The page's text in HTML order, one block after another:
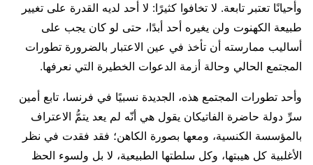
وأحيانًا تعتبر تابعة. لا تخافوا كثيرًا: لا أحد لديه القدرة على تغيير
طبيعة الكهنوت ولن يغيره أحد أبدًا، حتى لو كان يجب على
أساليب ممارسته أن تأخذ في عين الاعتبار بالضرورة تطورات
المجتمع الحالي وحالة أزمة الدعوات الخطيرة التي نعرفها.
وأحد تطورات المجتمع هذه، الجديدة نسبيًا في فرنسا، تابع أمين
سرِّ دولة حاضرة الفاتيكان يقول هي أنّه لم يعد يتمُّ الاعتراف
بالمؤسسة الكنسية، ومعها بصورة الكاهن؛ فقد فقدت في نظر
الأغلبية كل هيبتها، وكل سلطتها الطبيعية، لا بل ولسوء الحظ